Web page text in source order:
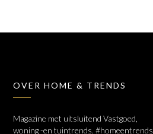
OVER HOME & TRENDS
Magazine met uitsluitend Vastgoed,
woning -en tuintrends. #homeentrends